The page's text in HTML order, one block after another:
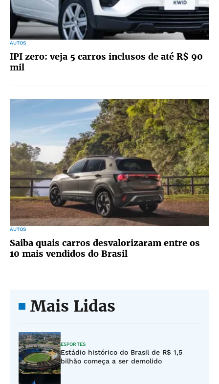
AUTOS
IPI zero: veja 5 carros inclusos de até R$ 90
mil
AUTOS
Saiba quais carros desvalorizaram entre os
10 mais vendidos do Brasil
Mais Lidas
ESPORTES
Estádio histórico do Brasil de R$ 1,5
bilhão começa a ser demolido